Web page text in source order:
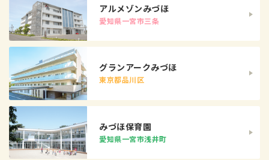
アルメゾンみづほ
愛知県一宮市三条
グランアークみづほ
東京都品川区
みづほ保育園
愛知県一宮市浅井町